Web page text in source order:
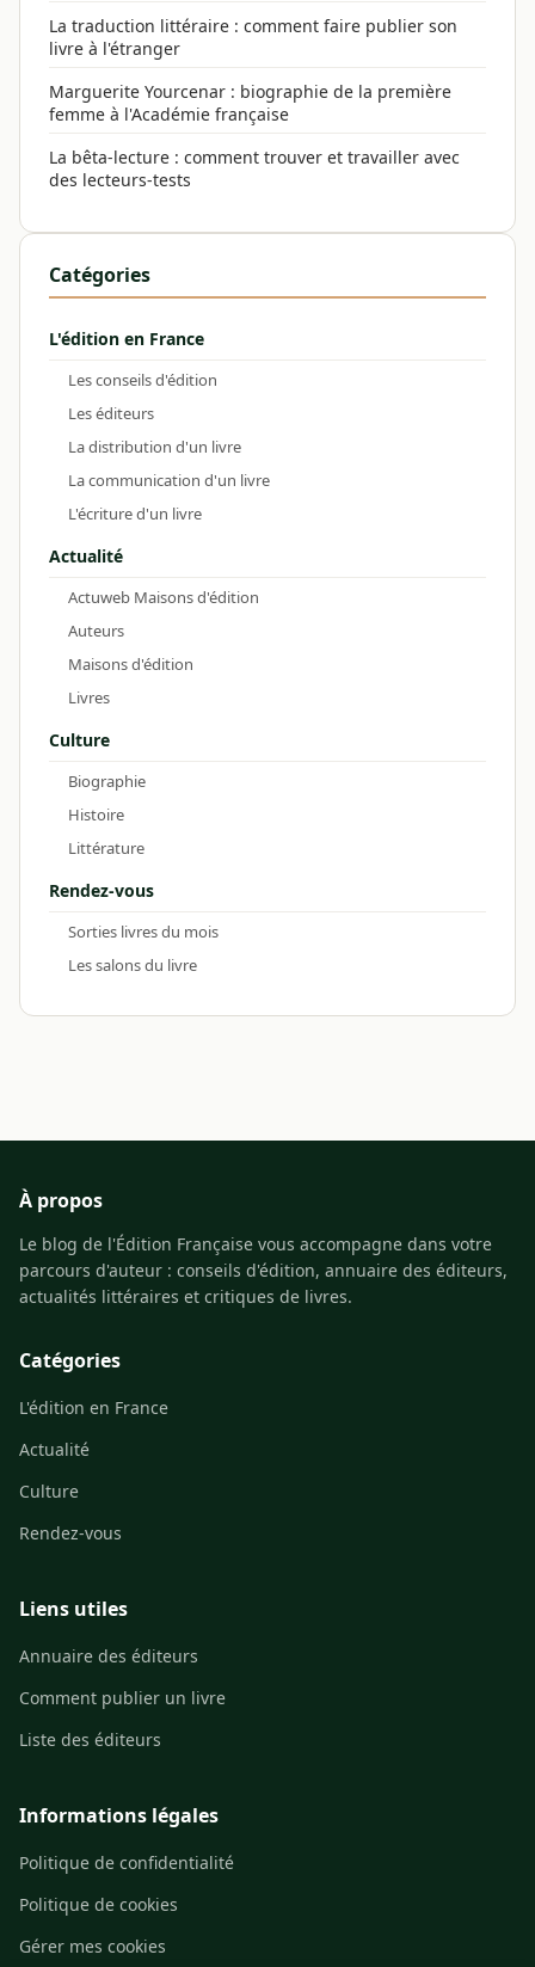
La traduction littéraire : comment faire publier son
livre à l'étranger
Marguerite Yourcenar : biographie de la première
femme à l'Académie française
La bêta-lecture : comment trouver et travailler avec
des lecteurs-tests
Catégories
L'édition en France
Les conseils d'édition
Les éditeurs
La distribution d'un livre
La communication d'un livre
L'écriture d'un livre
Actualité
Actuweb Maisons d'édition
Auteurs
Maisons d'édition
Livres
Culture
Biographie
Histoire
Littérature
Rendez-vous
Sorties livres du mois
Les salons du livre
À propos
Le blog de l'Édition Française vous accompagne dans votre
parcours d'auteur : conseils d'édition, annuaire des éditeurs,
actualités littéraires et critiques de livres.
Catégories
L'édition en France
Actualité
Culture
Rendez-vous
Liens utiles
Annuaire des éditeurs
Comment publier un livre
Liste des éditeurs
Informations légales
Politique de confidentialité
Politique de cookies
Gérer mes cookies